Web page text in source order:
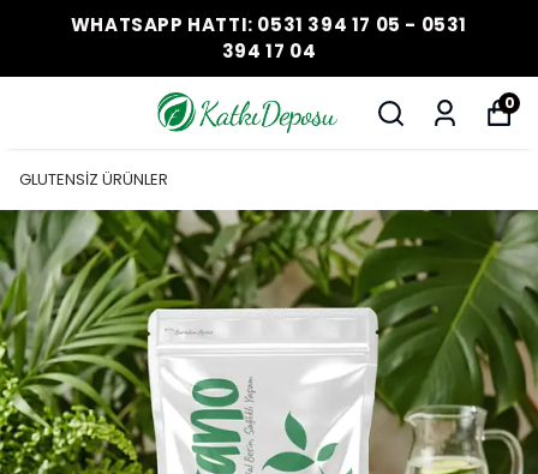
WHATSAPP HATTI: 0531 394 17 05 - 0531
394 17 04
0
GLUTENSİZ ÜRÜNLER